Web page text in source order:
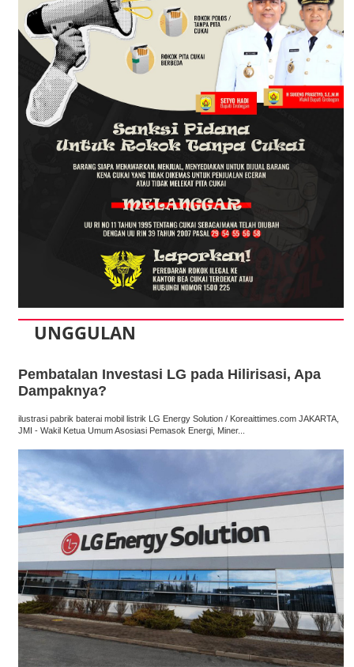
UNGGULAN
Pembatalan Investasi LG pada Hilirisasi, Apa
Dampaknya?
ilustrasi pabrik baterai mobil listrik LG Energy Solution / Koreaittimes.com JAKARTA,
JMI - Wakil Ketua Umum Asosiasi Pemasok Energi, Miner...